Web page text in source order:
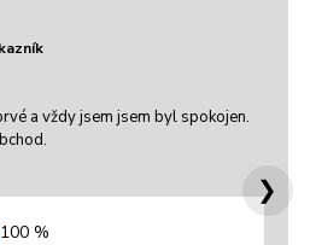
a vždy jsem jsem byl spokojen.
100 %
❯